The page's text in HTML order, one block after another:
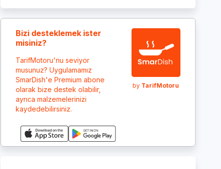
Bizi desteklemek ister
misiniz?
TarifMotoru'nu seviyor
musunuz? Uygulamamız
SmarDish'e Premium abone
olarak bize destek olabilir,
ayrıca malzemelerinizi
kaydedebilirsiniz.
by TarifMotoru